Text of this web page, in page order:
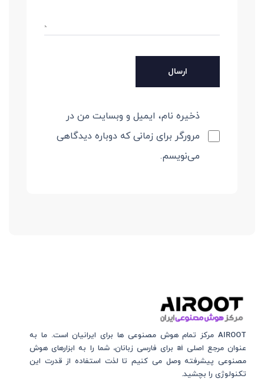
ذخیره نام، ایمیل و وبسایت من در
مرورگر برای زمانی که دوباره دیدگاهی
می‌نویسم.
AIROOT مرکز تمام هوش مصنوعی‌‌‌ ها برای ایرانیان است. ما به
عنوان مرجع اصلی ai برای فارسی زبانان، شما را به ابزارهای هوش
مصنوعی پیشرفته وصل می کنیم تا لذت استفاده از قدرت این
تکنولوژی را بچشید.